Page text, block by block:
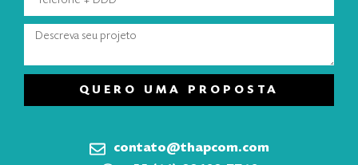
QUERO UMA PROPOSTA
contato@thapcom.com